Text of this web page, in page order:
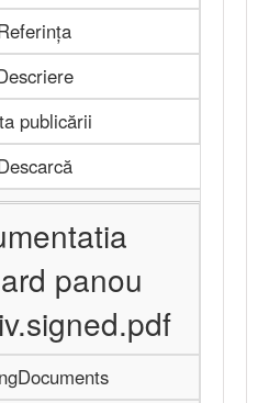
publicării
panou